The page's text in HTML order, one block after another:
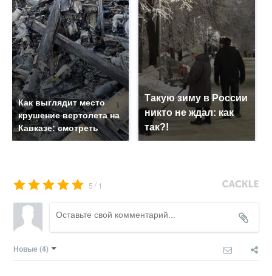
Как выглядит место
крушение вертолета на
Кавказе: смотреть
Такую зиму в России
никто не ждал: как
так?!
5 / 1
Новые (4)